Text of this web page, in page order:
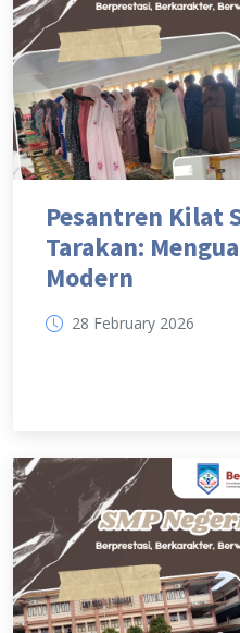
Pesantren Kilat
Tarakan:
Modern
28 February 2026